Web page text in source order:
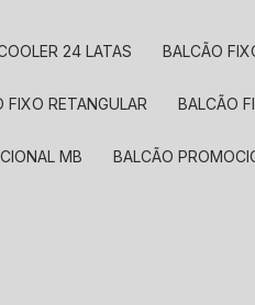
24 LATAS BALCÃO
FIXO RETANGULAR BALCÃO
MB BALCÃO